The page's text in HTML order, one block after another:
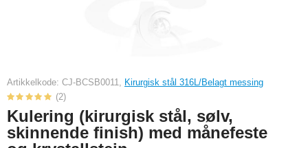
Artikkelkode: CJ-BCSB0011, Kirurgisk stål 316L/Belagt messing
(2)
Kulering (kirurgisk stål, sølv,
skinnende finish) med månefeste